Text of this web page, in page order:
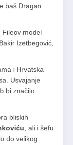
baš Dragan
Fileov model
Izetbegović,
i Hrvatska
Usvajanje
bi značilo
bliskih
, ali i šefu
do velikog